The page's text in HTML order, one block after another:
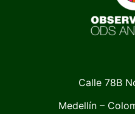
Calle 78B
Medellín –